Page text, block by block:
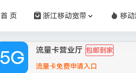
首 页 浙江移动宽带 移
流量卡营业厅 包邮到家
流量卡免费申请入口